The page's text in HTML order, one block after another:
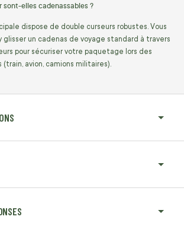
sont-elles cadenassables ?
dispose de double curseurs robustes. Vous
glisser un cadenas de voyage standard à travers
pour sécuriser votre paquetage lors des
avion, camions militaires).